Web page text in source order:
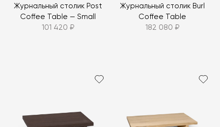
Журнальный столик Post
Coffee Table — Small
101 420 ₽
Журнальный столик Burl
Coffee Table
182 080 ₽